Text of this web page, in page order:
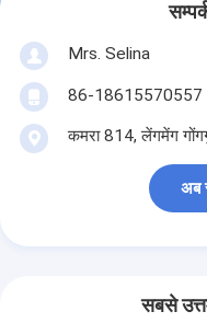
Mrs. Selina
86-18615570557
कमरा 814, लेंगमेंग
अब
सबसे